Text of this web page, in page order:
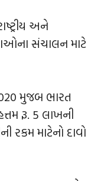
અને
સંચાલન માટે
મુજબ ભારત
રૂ. 5 લાખની
રકમ માટેનો દાવો